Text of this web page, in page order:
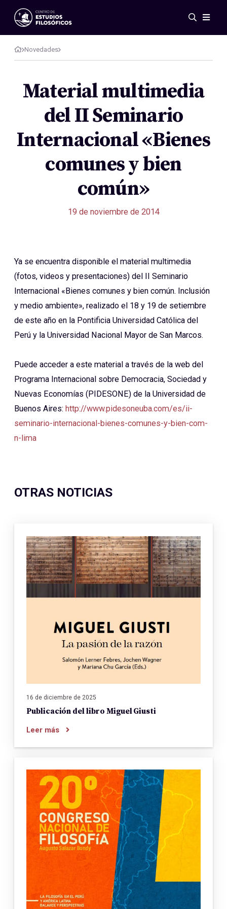
Eventos
Novedades
Investigación
Publicaciones
Acerca de nosotros
Reglamento
Novedades
Material multimedia
del II Seminario
Internacional «Bienes
comunes y bien
común»
19 de noviembre de 2014
Ya se encuentra disponible el material multimedia
(fotos, videos y presentaciones) del II Seminario
Internacional «Bienes comunes y bien común. Inclusión
y medio ambiente», realizado el 18 y 19 de setiembre
de este año en la Pontificia Universidad Católica del
Perú y la Universidad Nacional Mayor de San Marcos.
Puede acceder a este material a través de la web del
Programa Internacional sobre Democracia, Sociedad y
Nuevas Economías (PIDESONE) de la Universidad de
Buenos Aires: http://www.pidesoneuba.com/es/ii-
seminario-internacional-bienes-comunes-y-bien-com-
n-lima
OTRAS NOTICIAS
16 de diciembre de 2025
Publicación del libro Miguel Giusti
Leer más